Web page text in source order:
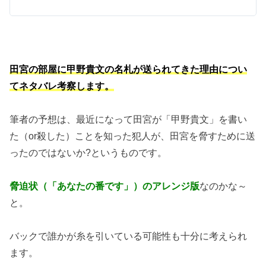
田宮の部屋に甲野貴文の名札が送られてきた理由につい
てネタバレ考察します。
筆者の予想は、最近になって田宮が「甲野貴文」を書い
た（or殺した）ことを知った犯人が、田宮を脅すために送
ったのではないか?というものです。
脅迫状（「あなたの番です」）のアレンジ版なのかな～
と。
バックで誰かが糸を引いている可能性も十分に考えられ
ます。